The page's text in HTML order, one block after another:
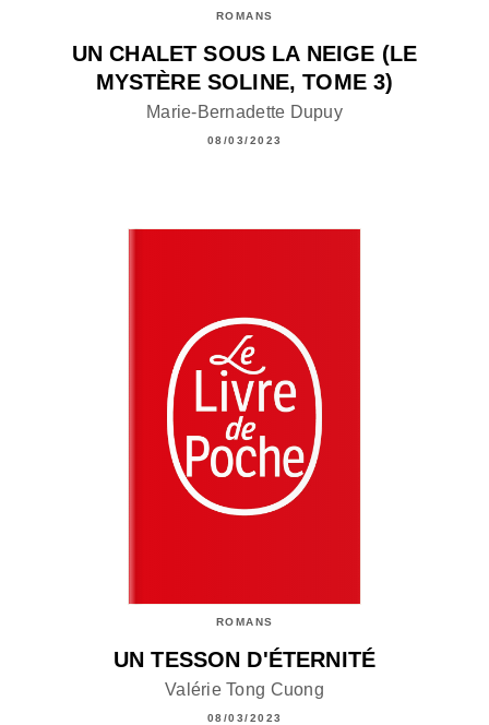
ROMANS
UN CHALET SOUS LA NEIGE (LE
MYSTÈRE SOLINE, TOME 3)
Marie-Bernadette Dupuy
08/03/2023
ROMANS
UN TESSON D'ÉTERNITÉ
Valérie Tong Cuong
08/03/2023